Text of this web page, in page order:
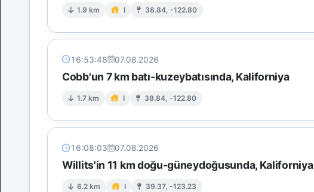
1.9 km I 38.84, -122.80
16:53:48 07.08.2026
Cobb'un 7 km batı-kuzeybatısında, Kaliforniya
1.7 km I 38.84, -122.80
16:08:03 07.08.2026
Willits'in 11 km doğu-güneydoğusunda, Kaliforniya
6.2 km I 39.37, -123.23